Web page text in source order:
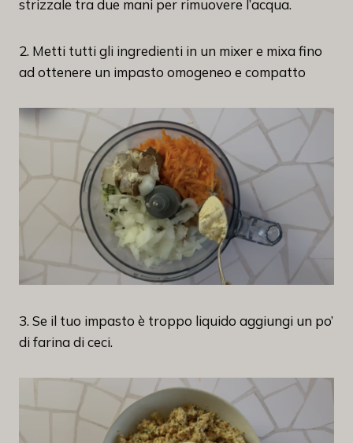
strizzale tra due mani per rimuovere l’acqua.
2. Metti tutti gli ingredienti in un mixer e mixa fino
ad ottenere un impasto omogeneo e compatto
3. Se il tuo impasto è troppo liquido aggiungi un po’
di farina di ceci.